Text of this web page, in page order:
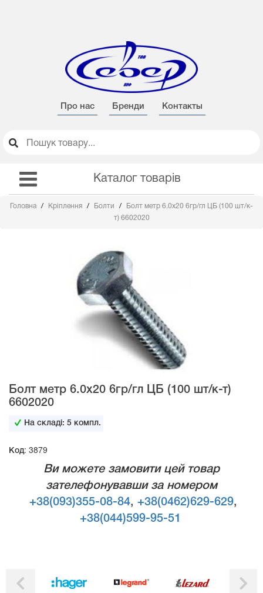
Про нас Бренди Контакты
Каталог товарів
Головна Кріплення Болти
Болт метр 6.0х20 6гр/гл ЦБ (100 шт/к-
т) 6602020
Болт метр 6.0х20 6гр/гл ЦБ (100 шт/к-т)
6602020
На складі:5 компл.
Код: 3879
Ви можете замовити цей товар
зателефонувавши за номером
+38(093)355-08-84, +38(0462)629-629,
+38(044)599-95-51